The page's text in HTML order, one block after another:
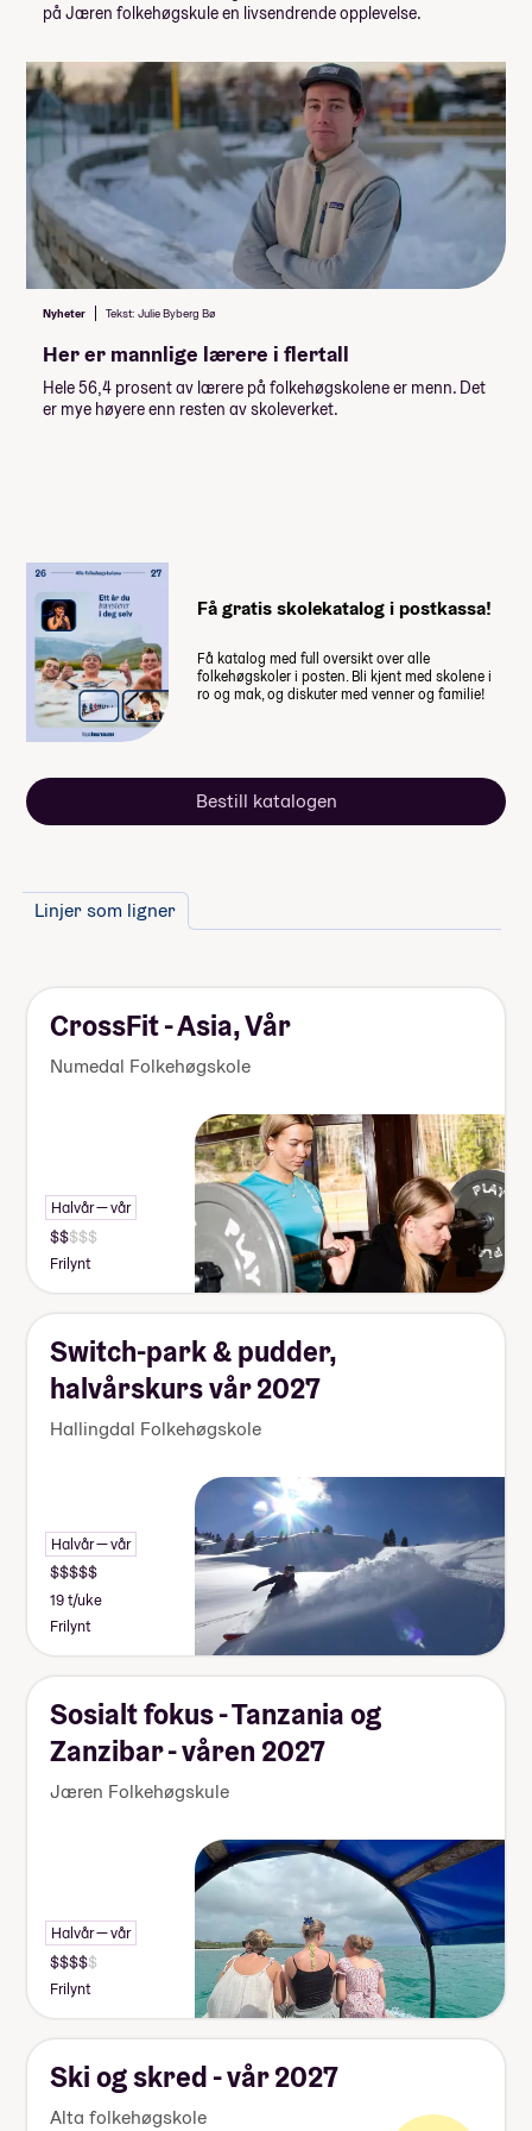
Skatelinja - Skandinavia - høsten 2026
Sosialt fokus - Budapest- høsten 2026
Skatelinja - Barcelona - våren 2027
Sosialt fokus - Tanzania og Zanzibar - våren
2027
Surf & Adventure - Sri Lanka - våren 2027
Kulelager
0,-
Verktøy
0,-
Skateboard
0,-
Studietur
0,-
Medlemsskap i Stavanger
Skateboard Klubb/Sola
Skateboardklubb
0,-
Skateboard Sko
Valgfritt Skateboard
Innmeldingsavgift
3 050,-
Lån fra Lånekassen
Les mer om priser, lån og stipend
Studiestøtten for neste år vedtas av
Stortinget i desember, ny beløp for
Summen du må dekke selv
Når du takker ja til skoleplassen må du
skoleåret. Nærmere informasjon får du fra
skolen.
på Jæren folkehøgskule en livsendrende opplevelse.
Nyheter Tekst: Julie Byberg Bø
Her er mannlige lærere i flertall
Hele 56,4 prosent av lærere på folkehøgskolene er menn. Det
er mye høyere enn resten av skoleverket.
Få gratis skolekatalog i postkassa!
Få katalog med full oversikt over alle
folkehøgskoler i posten. Bli kjent med skolene i
ro og mak, og diskuter med venner og familie!
Bestill katalogen
Linjer som ligner
CrossFit - Asia, Vår
Numedal Folkehøgskole
Halvår — vår
Frilynt
Switch-park & pudder,
halvårskurs vår 2027
Hallingdal Folkehøgskole
Halvår — vår
19 t/uke
Frilynt
Sosialt fokus - Tanzania og
Zanzibar - våren 2027
Jæren Folkehøgskule
Halvår — vår
Frilynt
Ski og skred - vår 2027
Alta folkehøgskole